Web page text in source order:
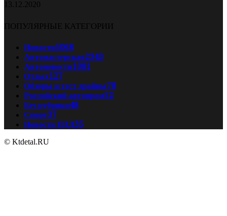
13.12.2020
ПОПУЛЯРНЫЕ КАТЕГОРИИ
Новости5068
Автомастерская2343
Автоновости1081
Отдых127
Обзоры и тест драйвы78
Российский автопром52
Без рубрики48
Спорт37
Новости ПДД35
© Ktdetal.RU